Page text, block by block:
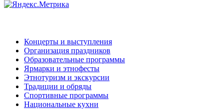
Концерты и выступления
Организация праздников
Образовательные программы
Ярмарки и этнофесты
Этнотуризм и экскурсии
Традиции и обряды
Спортивные программы
Национальные кухни